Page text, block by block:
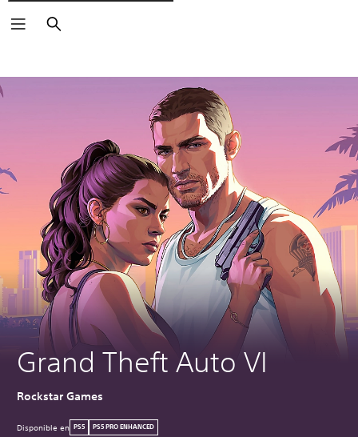
Buscar
Grand Theft Auto VI
Rockstar Games
Disponible en PS5 PS5 PRO ENHANCED